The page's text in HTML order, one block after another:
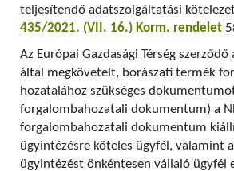
teljesítendő adatszolgáltatási
435/2021. (VII. 16.) Korm. rendelet
Az Európai Gazdasági Térség
által megkövetelt, borászati termék
hozatalához szükséges
forgalombahozatali dokumentum) a
forgalombahozatali dokumentum
ügyintézésre köteles ügyfél, valamint
ügyintézést önkéntesen vállaló ügyfél